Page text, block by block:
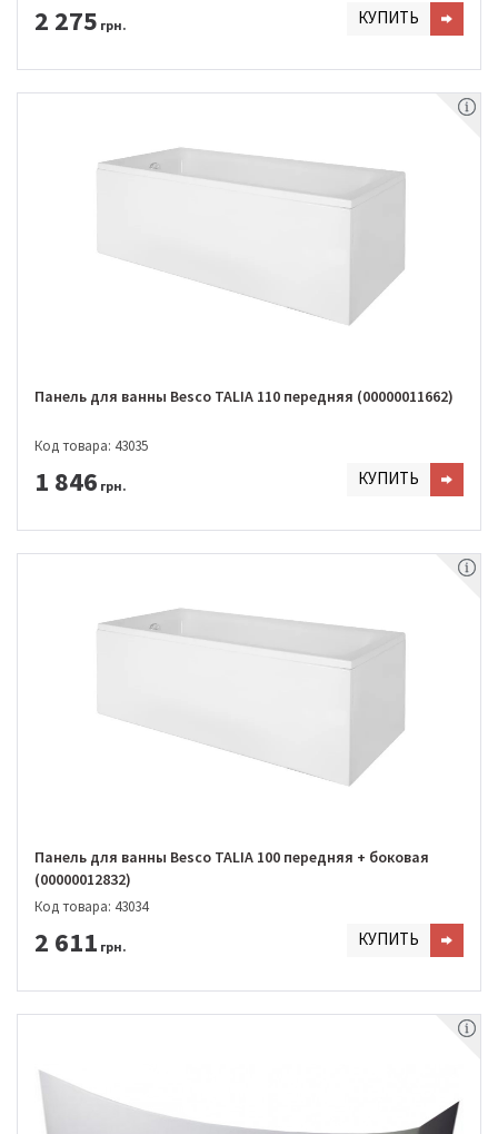
2 275 грн. КУПИТЬ
Панель для ванны Besco TALIA 110 передняя (00000011662)
Код товара: 43035
1 846 грн. КУПИТЬ
Панель для ванны Besco TALIA 100 передняя + боковая
(00000012832)
Код товара: 43034
2 611 грн. КУПИТЬ